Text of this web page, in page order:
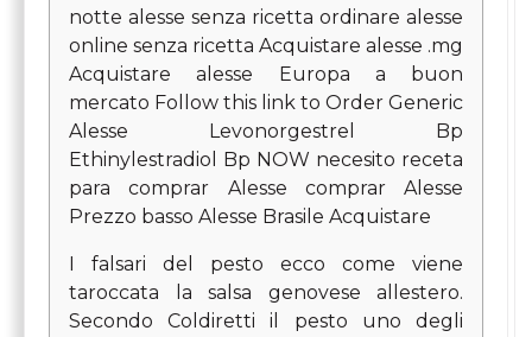
notte alesse senza ricetta ordinare alesse
online senza ricetta Acquistare alesse .mg
Acquistare alesse Europa a buon
mercato Follow this link to Order Generic
Alesse Levonorgestrel Bp
Ethinylestradiol Bp NOW necesito receta
para comprar Alesse comprar Alesse
Prezzo basso Alesse Brasile Acquistare
I falsari del pesto ecco come viene
taroccata la salsa genovese allestero.
Secondo Coldiretti il pesto uno degli